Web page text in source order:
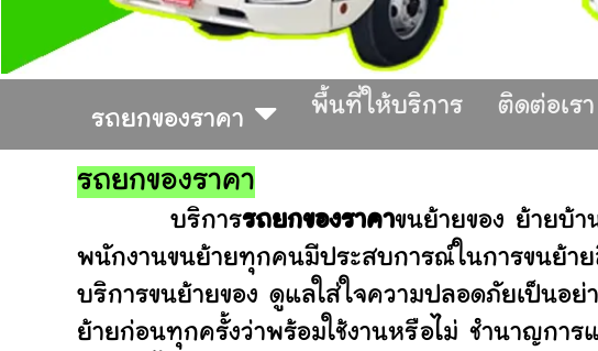
รถยกของราคา
พื้นที่ให้บริการ ติดต่อเรา
รถยกของราคา
บริการรถยกของราคาขนย้ายของ ย้ายบ้
พนักงานขนย้ายทุกคนมีประสบการณ์ในการขนย้าย
บริการขนย้ายของ ดูแลใส่ใจความปลอดภัยเป็นอ
ย้ายก่อนทุกครั้งว่าพร้อมใช้งานหรือไม่ ชำนาญกา